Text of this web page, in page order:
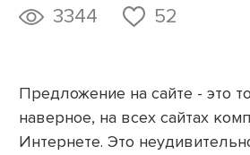
3344 52
Предложение на сайте - это
наверное, на всех сайтах
Интернете. Это